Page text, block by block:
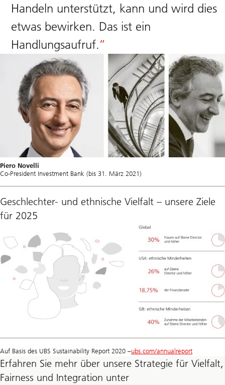
Handeln unterstützt, kann und wird dies
etwas bewirken. Das ist ein
Handlungsaufruf.
Piero Novelli
Co-President Investment Bank (bis 31. März 2021)
Geschlechter- und ethnische Vielfalt – unsere Ziele
für 2025
Auf Basis des UBS Sustainability Report 2020 –ubs.com/annualreport
Erfahren Sie mehr über unsere Strategie für Vielfalt,
Fairness und Integration unter